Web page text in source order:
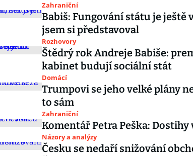
Zahraniční
Babiš: Fungování státu je ještě
jsem si představoval
Rozhovory
Štědrý rok Andreje Babiše:
kabinet budují sociální stát
Domácí
Trumpovi se jeho velké plány
to sám
Zahraniční
Komentář Petra Peška:
Názory a analýzy
Česku se nedaří snižování